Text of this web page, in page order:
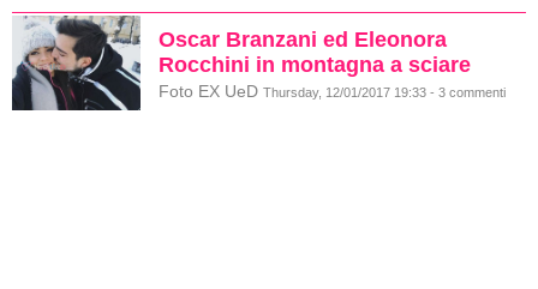
Oscar Branzani ed Eleonora
Rocchini in montagna a sciare
Foto EX UeD Thursday, 12/01/2017 19:33 - 3 commenti